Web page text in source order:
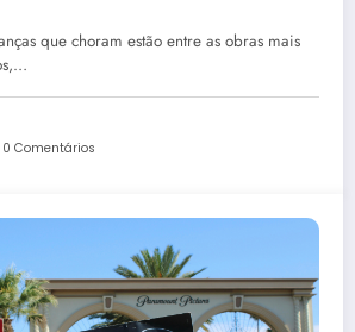
que choram estão entre as obras mais
0 Comentários